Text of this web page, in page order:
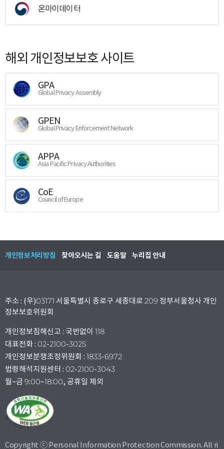
온마이데이터
해외 개인정보보호 사이트
GPA
Global Privacy Assembly
GPEN
Global Privacy Enforcement Network
APPA
Asia Pacific Privacy Authorities
CoE
Council of Europe
개인정보처리방침 찾아오시는 길 도움말 누리집 안내
주소 : (우)03171 서울특별시 종로구 세종대로 209 정부서울청사 개인
정보보호위원회
개인정보침해신고 : 국번없이 118
대표전화 : 02-2100-3025
개인정보분쟁조정위원회 : 1833-6972
법령해석지원센터 : 02-2100-3043
월~금 9:00~18:00, 공휴일 제외
Copyright ⓒ Personal Information Protection Commission. All ri